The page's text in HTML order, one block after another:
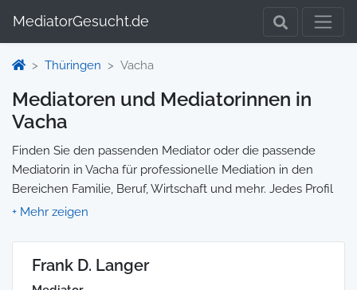
MediatorGesucht.de
Thüringen Vacha
Mediatoren und Mediatorinnen in
Vacha
Finden Sie den passenden Mediator oder die passende
Mediatorin in Vacha für professionelle Mediation in den
Bereichen Familie, Beruf, Wirtschaft und mehr. Jedes Profil
enthält Informationen zu Qualifikationen und
Ihre Mediation auswählen und direkt kontaktieren können.
Wir selbst vermitteln keine Mediationen, sondern stellen die
Plattform zur Verfügung, um Ihnen die Suche zu erleichtern.
Frank D. Langer